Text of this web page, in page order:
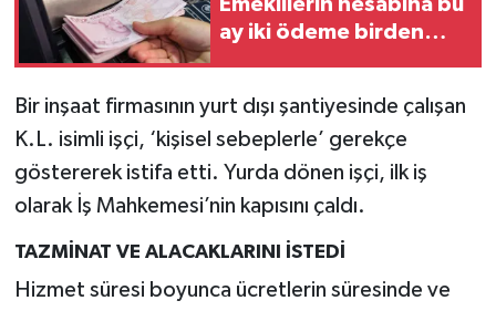
Emeklilerin hesabına bu
ay iki ödeme birden
Bir inşaat firmasının yurt dışı şantiyesinde çalışan
K.L. isimli işçi, ‘kişisel sebeplerle’ gerekçe
göstererek istifa etti. Yurda dönen işçi, ilk iş
olarak İş Mahkemesi’nin kapısını çaldı.
TAZMİNAT VE ALACAKLARINI İSTEDİ
Hizmet süresi boyunca ücretlerin süresinde ve